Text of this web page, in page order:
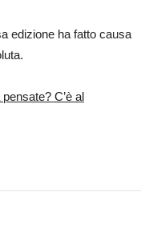
edizione ha fatto causa
C’è al